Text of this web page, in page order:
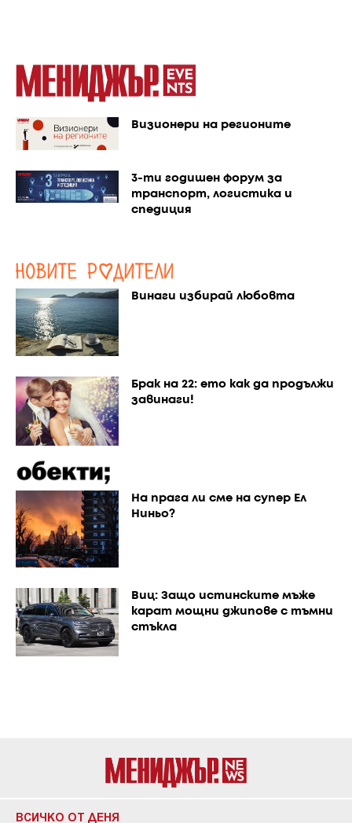
Визионери на регионите
3-ти годишен форум за
транспорт, логистика и
спедиция
Винаги избирай любовта
Брак на 22: ето как да продължи
завинаги!
На прага ли сме на супер Ел
Ниньо?
Виц: Защо истинските мъже
карат мощни джипове с тъмни
стъкла
ВСИЧКО ОТ ДЕНЯ